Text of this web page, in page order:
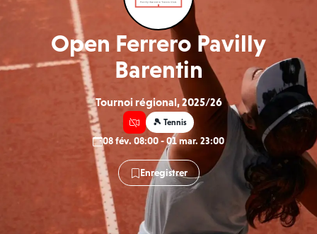
Open Ferrero Pavilly
Barentin
Tournoi régional, 2025/26
🎾 Tennis
08 fév. 08:00 - 01 mar. 23:00
Enregistrer